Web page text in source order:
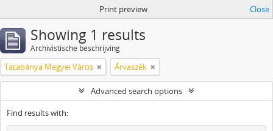
Print preview Close
Showing 1 results
Archivistische beschrijving
Tatabánya Megyei Város Árvaszék
Advanced search options
Find results with: